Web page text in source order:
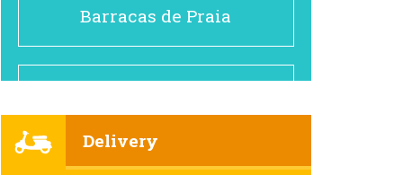
Barracas de Praia
Delivery